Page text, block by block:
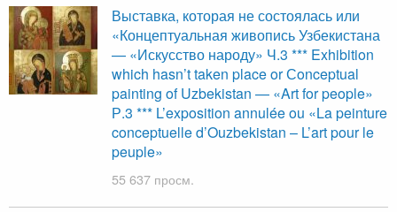
Выставка, которая не состоялась или
«Концептуальная живопись Узбекистана
— «Искусство народу» Ч.3 *** Exhibition
which hasn’t taken place or Сonceptual
painting of Uzbekistan — «Art for people»
Р.3 *** L’exposition annulée ou «La peinture
conceptuelle d’Ouzbekistan – L’art pour le
peuple»
55 637 просм.